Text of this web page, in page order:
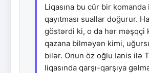
Liqasına bu cür bir komanda
qayıtması suallar doğurur.
göstərdi ki, o da hər məşqçi
qazana bilməyən kimi,
bilər. Onun öz oğlu Ianis ilə
liqasında qarşı-qarşıya